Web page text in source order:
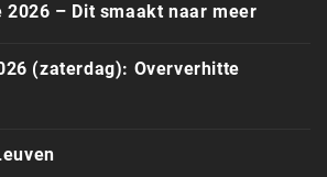
2026 – Dit smaakt naar meer
(zaterdag): Oververhitte